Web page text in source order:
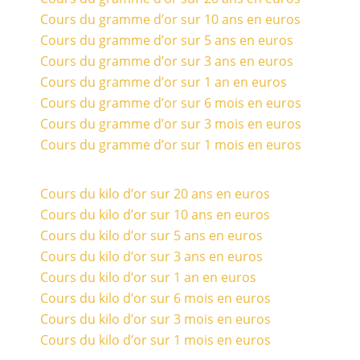
Cours du gramme d’or sur 10 ans en euros
Cours du gramme d’or sur 5 ans en euros
Cours du gramme d’or sur 3 ans en euros
Cours du gramme d’or sur 1 an en euros
Cours du gramme d’or sur 6 mois en euros
Cours du gramme d’or sur 3 mois en euros
Cours du gramme d’or sur 1 mois en euros
Cours du kilo d’or sur 20 ans en euros
Cours du kilo d’or sur 10 ans en euros
Cours du kilo d’or sur 5 ans en euros
Cours du kilo d’or sur 3 ans en euros
Cours du kilo d’or sur 1 an en euros
Cours du kilo d’or sur 6 mois en euros
Cours du kilo d’or sur 3 mois en euros
Cours du kilo d’or sur 1 mois en euros